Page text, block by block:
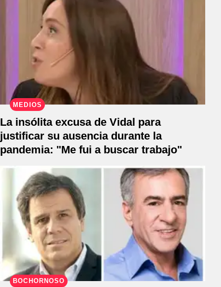
MEDIOS
La insólita excusa de Vidal para
justificar su ausencia durante la
pandemia: "Me fui a buscar trabajo"
BOCHORNOSO